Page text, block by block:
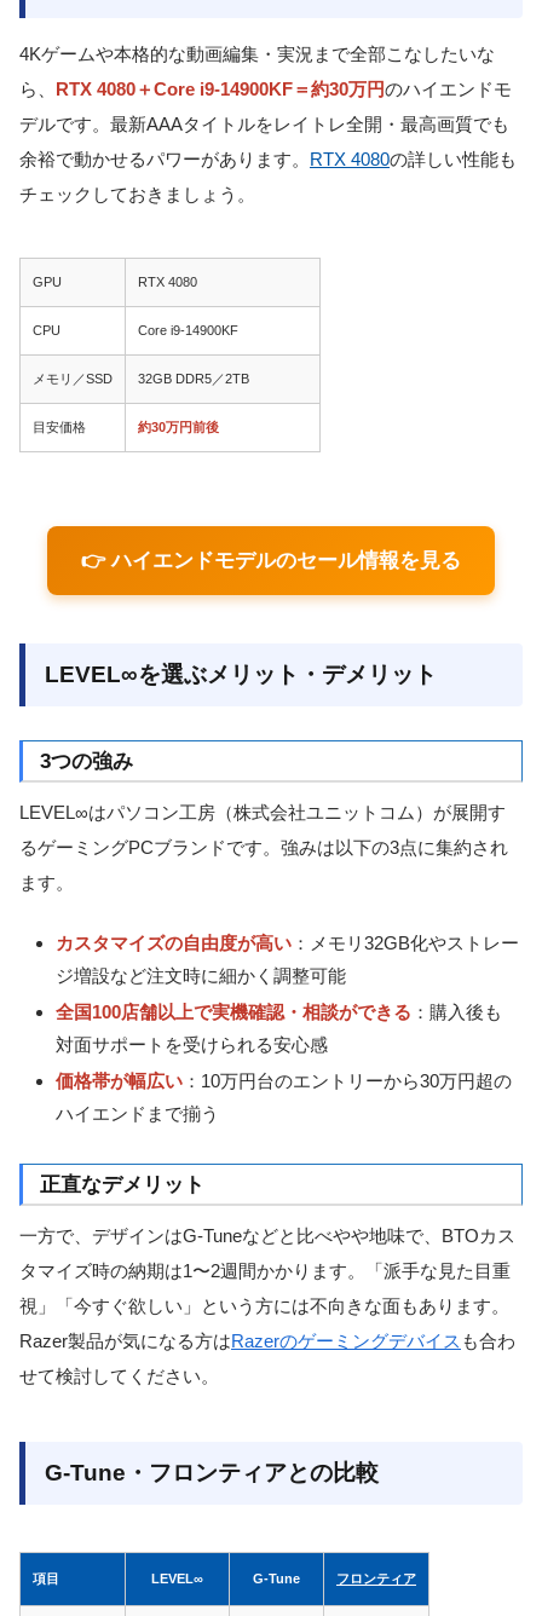
4Kゲームや本格的な動画編集・実況まで全部こなしたいな
ら、 RTX 4080＋Core i9-14900KF＝約30万円のハイエンドモ
デルです。最新AAAタイトルをレイトレ全開・最高画質でも
余裕で動かせるパワーがあります。 RTX 4080の詳しい性能も
チェックしておきましょう。
GPU RTX 4080
CPU Core i9-14900KF
メモリ／SSD 32GB DDR5／2TB
目安価格 約30万円前後
👉 ハイエンドモデルのセール情報を見る
LEVEL∞を選ぶメリット・デメリット
3つの強み
LEVEL∞はパソコン工房（株式会社ユニットコム）が展開す
るゲーミングPCブランドです。強みは以下の3点に集約され
ます。
カスタマイズの自由度が高い ：メモリ32GB化やストレー
ジ増設など注文時に細かく調整可能
全国100店舗以上で実機確認・相談ができる ：購入後も
対面サポートを受けられる安心感
価格帯が幅広い ：10万円台のエントリーから30万円超の
ハイエンドまで揃う
正直なデメリット
一方で、デザインはG-Tuneなどと比べやや地味で、BTOカス
タマイズ時の納期は1〜2週間かかります。「派手な見た目重
視」「今すぐ欲しい」という方には不向きな面もあります。
Razer製品が気になる方はRazerのゲーミングデバイス も合わ
せて検討してください。
G-Tune・フロンティアとの比較
項目 LEVEL∞ G-Tune フロンティア